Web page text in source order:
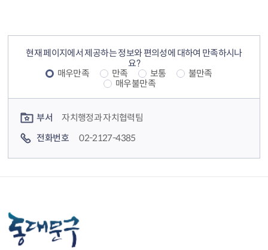
현재 페이지에서 제공하는 정보와 편의성에 대하여 만족하시나
요?
매우만족
만족 보통
불만족
매우불만족
부서
자치행정과 자치협력팀
전화번호
02-2127-4385